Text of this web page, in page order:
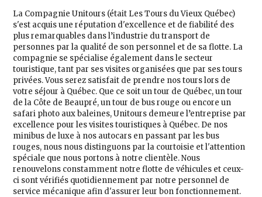
La Compagnie Unitours (était Les Tours du Vieux Québec)
s'est acquis une réputation d'excellence et de fiabilité des
plus remarquables dans l’industrie du transport de
personnes par la qualité de son personnel et de sa flotte. La
compagnie se spécialise également dans le secteur
touristique, tant par ses visites organisées que par ses tours
privées. Vous serez satisfait de prendre nos tours lors de
votre séjour à Québec. Que ce soit un tour de Québec, un tour
de la Côte de Beaupré, un tour de bus rouge ou encore un
safari photo aux baleines, Unitours demeure l’entreprise par
excellence pour les visites touristiques à Québec. De nos
minibus de luxe à nos autocars en passant par les bus
rouges, nous nous distinguons par la courtoisie et l'attention
spéciale que nous portons à notre clientèle. Nous
renouvelons constamment notre flotte de véhicules et ceux-
ci sont vérifiés quotidiennement par notre personnel de
service mécanique afin d'assurer leur bon fonctionnement.